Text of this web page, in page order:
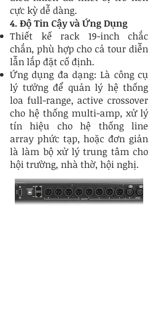
cực kỳ dễ dàng.
4. Độ Tin Cậy và Ứng Dụng
Thiết kế rack 19-inch chắc
chắn, phù hợp cho cả tour diễn
lẫn lắp đặt cố định.
Ứng dụng đa dạng: Là công cụ
lý tưởng để quản lý hệ thống
loa full-range, active crossover
cho hệ thống multi-amp, xử lý
tín hiệu cho hệ thống line
array phức tạp, hoặc đơn giản
là làm bộ xử lý trung tâm cho
hội trường, nhà thờ, hội nghị.